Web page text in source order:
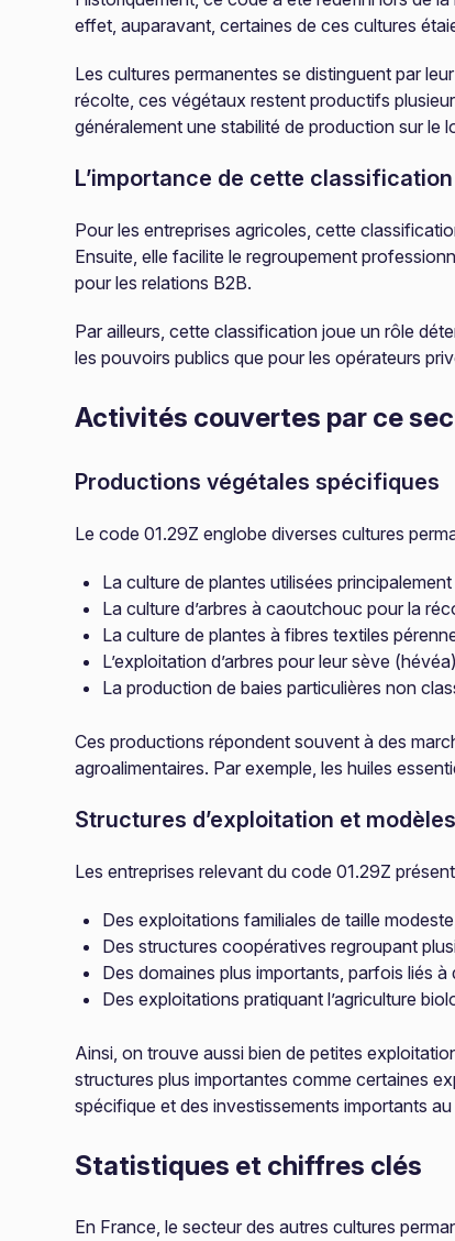
effet, auparavant, certaines de ces cultures
Les cultures permanentes se distinguent par
récolte, ces végétaux restent productifs
généralement une stabilité de production sur le
L’importance de cette
Pour les entreprises agricoles, cette
Ensuite, elle facilite le regroupement
pour les relations B2B.
Par ailleurs, cette classification joue un rôle
les pouvoirs publics que pour les opérateurs
Activités couvertes par ce
Productions végétales spécifiques
Le code 01.29Z englobe diverses cultures
La culture de plantes utilisées
La culture d’arbres à caoutchouc pour la
La culture de plantes à fibres textiles
L’exploitation d’arbres pour leur sève
La production de baies particulières non
Ces productions répondent souvent à des
agroalimentaires. Par exemple, les huiles
Structures d’exploitation et
Les entreprises relevant du code 01.29Z
Des exploitations familiales de taille
Des structures coopératives regroupant
Des domaines plus importants, parfois liés
Des exploitations pratiquant l’agriculture
Ainsi, on trouve aussi bien de petites
structures plus importantes comme certaines
spécifique et des investissements importants
Statistiques et chiffres clés
En France, le secteur des autres cultures